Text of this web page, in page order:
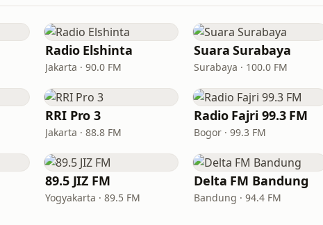
Radio Elshinta
Jakarta · 90.0 FM
Suara Surabaya
Surabaya · 100.0 FM
RRI Pro 3
Jakarta · 88.8 FM
Radio Fajri 99.3 FM
Bogor · 99.3 FM
89.5 JIZ FM
Yogyakarta · 89.5 FM
Delta FM Bandung
Bandung · 94.4 FM